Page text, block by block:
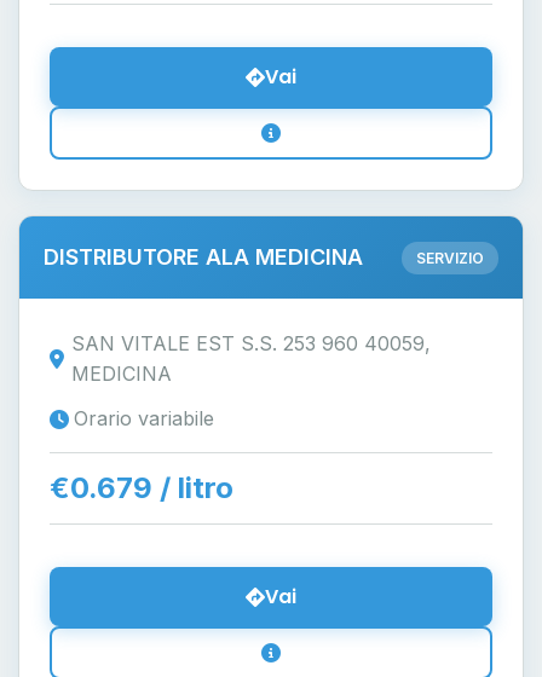
Vai
DISTRIBUTORE ALA MEDICINA SERVIZIO
SAN VITALE EST S.S. 253 960 40059,
MEDICINA
Orario variabile
€0.679 / litro
Vai